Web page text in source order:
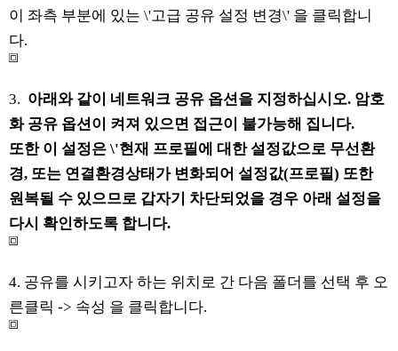
이 좌측 부분에 있는 \'고급 공유 설정 변경\' 을 클릭합니
다.
3. 아래와 같이 네트워크 공유 옵션을 지정하십시오. 암호
화 공유 옵션이 켜져 있으면 접근이 불가능해 집니다.
또한 이 설정은 \'현재 프로필에 대한 설정값으로 무선환
경, 또는 연결환경상태가 변화되어 설정값(프로필) 또한
원복될 수 있으므로 갑자기 차단되었을 경우 아래 설정을
다시 확인하도록 합니다.
4. 공유를 시키고자 하는 위치로 간 다음 폴더를 선택 후 오
른클릭 -> 속성 을 클릭합니다.